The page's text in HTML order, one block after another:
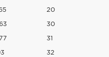
20
30
31
32